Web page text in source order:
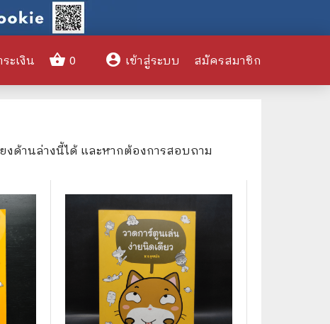
งด้านล่างนี้ได้ และหากต้องการสอบถาม
ะเงิน shopping_basket 0 account_circle เข้าสู่ระบบ สมัครสมาชิก
🎨 Art and Design
🤹‍♀️ Humor & Entertainment
🏝️ Survival & Emergency
Preparedness
🦸‍♂️ Comics & Graphic Novels
🏺 Historical & Political